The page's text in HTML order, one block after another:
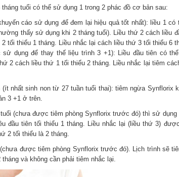
tuổi có thể sử dụng 1 trong 2 phác đồ cơ bản sau:
cáo sử dụng để đem lại hiệu quả tốt nhất): liều 1 có
thấy sử dụng khi 2 tháng tuổi). Liều thứ 2 cách liều
tối thiểu 1 tháng. Liều nhắc lại cách liều thứ 3 tối thiểu 6
dụng để thay thế liệu trình 3 +1): Liều đầu tiên có
2 cách liều thứ 1 tối thiểu 2 tháng. Liều nhắc lại tiêm
(ít nhất sinh non từ 27 tuần tuổi thai): tiêm ngừa Synflorix
3 +1 ở trên.
(chưa được tiêm phòng Synflorix trước đó) thì sử dụng
đầu tiên tối thiểu 1 tháng. Liều nhắc lại (liều thứ 3)
2 tối thiểu là 2 tháng.
được tiêm phòng Synflorix trước đó). Lịch trình sẽ
và không cần phải tiêm nhắc lại.